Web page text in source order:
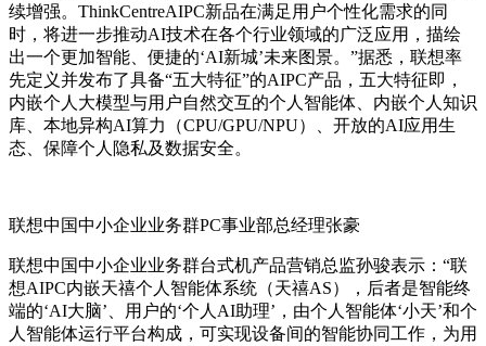
续增强。ThinkCentreAIPC新品在满足用户个性化需求的同
时，将进一步推动AI技术在各个行业领域的广泛应用，描绘
出一个更加智能、便捷的‘AI新城’未来图景。”据悉，联想率
先定义并发布了具备“五大特征”的AIPC产品，五大特征即，
内嵌个人大模型与用户自然交互的个人智能体、内嵌个人知识
库、本地异构AI算力（CPU/GPU/NPU）、开放的AI应用生
态、保障个人隐私及数据安全。
联想中国中小企业业务群PC事业部总经理张豪
联想中国中小企业业务群台式机产品营销总监孙骏表示：“联
想AIPC内嵌天禧个人智能体系统（天禧AS），后者是智能终
端的‘AI大脑’、用户的‘个人AI助理’，由个人智能体‘小天’和个
人智能体运行平台构成，可实现设备间的智能协同工作，为用